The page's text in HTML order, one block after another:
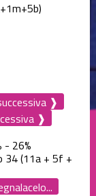
❱
❱
- 26%
34 (11a + 5f +